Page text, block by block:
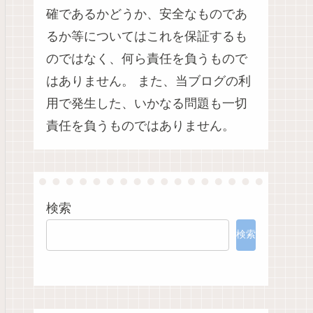
確であるかどうか、安全なものであ
るか等についてはこれを保証するも
のではなく、何ら責任を負うもので
はありません。 また、当ブログの利
用で発生した、いかなる問題も一切
責任を負うものではありません。
検索
検索